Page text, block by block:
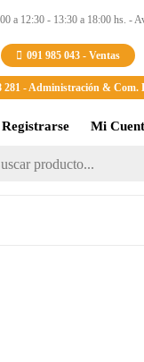
a 12:30 - 13:30 a 18:00 hs. -
091 985 043 - Ventas
281 - Administración & Com.
Registrarse Mi